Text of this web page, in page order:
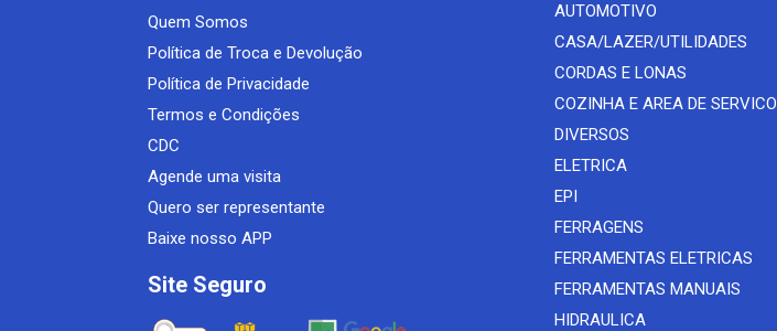
Quem Somos
Política de Troca e Devolução
Política de Privacidade
Termos e Condições
CDC
Agende uma visita
Quero ser representante
Baixe nosso APP
Site Seguro
AUTOMOTIVO
CASA/LAZER/UTILIDADES
CORDAS E LONAS
COZINHA E AREA DE SERVICO
DIVERSOS
ELETRICA
EPI
FERRAGENS
FERRAMENTAS ELETRICAS
FERRAMENTAS MANUAIS
HIDRAULICA